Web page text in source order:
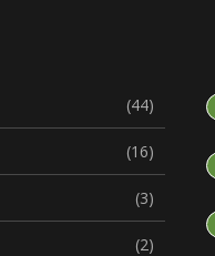
(44)
(16)
(3)
(2)